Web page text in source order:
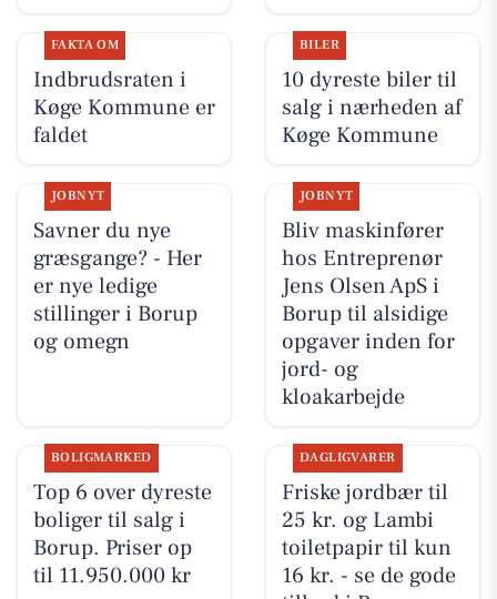
FAKTA OM
Indbrudsraten i
Køge Kommune er
faldet
BILER
10 dyreste biler til
salg i nærheden af
Køge Kommune
JOBNYT
Savner du nye
græsgange? - Her
er nye ledige
stillinger i Borup
og omegn
JOBNYT
Bliv maskinfører
hos Entreprenør
Jens Olsen ApS i
Borup til alsidige
opgaver inden for
jord- og
kloakarbejde
BOLIGMARKED
Top 6 over dyreste
boliger til salg i
Borup. Priser op
til 11.950.000 kr
DAGLIGVARER
Friske jordbær til
25 kr. og Lambi
toiletpapir til kun
16 kr. - se de gode